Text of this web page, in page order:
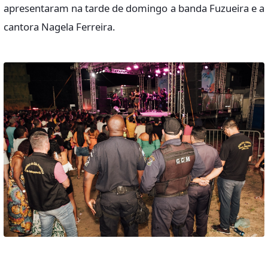
apresentaram na tarde de domingo a banda Fuzueira e a
cantora Nagela Ferreira.